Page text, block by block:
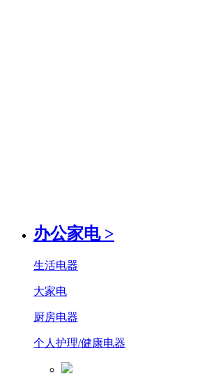
办公家电 >
生活电器
大家电
厨房电器
个人护理/健康电器